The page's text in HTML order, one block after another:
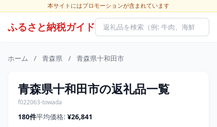
本サイトにはプロモーションが含まれています
ふるさと納税ガイド
ホーム / 青森県 / 青森県十和田市
青森県十和田市の返礼品一覧
f022063-towada
180件平均価格: ¥26,841